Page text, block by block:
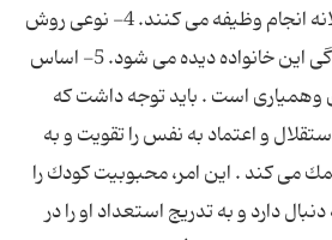
در تصمیم گیری ها علاقلانه انجام وظیفه می كنند. 4- نوعی روش
عقلانی در كلیه شئون زندگی این خانواده دیده می شود. 5- اساس
وهمیاری است . باید توجه داشت كه
و اعتماد به نفس را تقویت و به
كند . این امر، محبوبیت كودك را
دارد و به تدریج استعداد او را در